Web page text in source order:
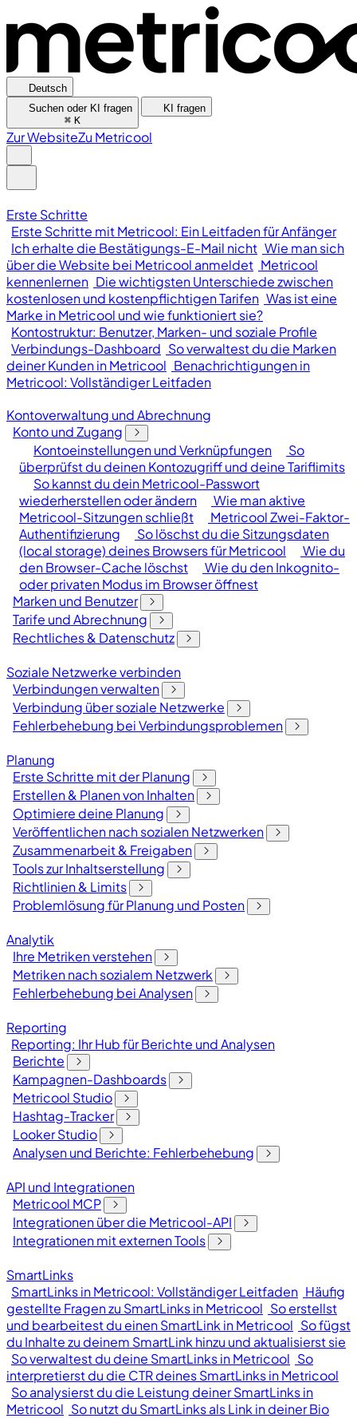
Deutsch
Suchen oder KI fragen
⌘ K
KI fragen
Zur WebsiteZu Metricool
Erste Schritte
Erste Schritte mit Metricool: Ein Leitfaden für Anfänger
Ich erhalte die Bestätigungs-E-Mail nicht Wie man sich
über die Website bei Metricool anmeldet Metricool
kennenlernen Die wichtigsten Unterschiede zwischen
kostenlosen und kostenpflichtigen Tarifen Was ist eine
Marke in Metricool und wie funktioniert sie?
Kontostruktur: Benutzer, Marken- und soziale Profile
Verbindungs-Dashboard So verwaltest du die Marken
deiner Kunden in Metricool Benachrichtigungen in
Metricool: Vollständiger Leitfaden
Kontoverwaltung und Abrechnung
Konto und Zugang
Kontoeinstellungen und Verknüpfungen
So
überprüfst du deinen Kontozugriff und deine Tariflimits
So kannst du dein Metricool-Passwort
wiederherstellen oder ändern
Wie man aktive
Metricool-Sitzungen schließt
Metricool Zwei-Faktor-
Authentifizierung
So löschst du die Sitzungsdaten
(local storage) deines Browsers für Metricool
Wie du
den Browser-Cache löschst
Wie du den Inkognito-
oder privaten Modus im Browser öffnest
Marken und Benutzer
Tarife und Abrechnung
Rechtliches & Datenschutz
Soziale Netzwerke verbinden
Verbindungen verwalten
Verbindung über soziale Netzwerke
Fehlerbehebung bei Verbindungsproblemen
Planung
Erste Schritte mit der Planung
Erstellen & Planen von Inhalten
Optimiere deine Planung
Veröffentlichen nach sozialen Netzwerken
Zusammenarbeit & Freigaben
Tools zur Inhaltserstellung
Richtlinien & Limits
Problemlösung für Planung und Posten
Analytik
Ihre Metriken verstehen
Metriken nach sozialem Netzwerk
Fehlerbehebung bei Analysen
Reporting
Reporting: Ihr Hub für Berichte und Analysen
Berichte
Kampagnen-Dashboards
Metricool Studio
Hashtag-Tracker
Looker Studio
Analysen und Berichte: Fehlerbehebung
API und Integrationen
Metricool MCP
Integrationen über die Metricool-API
Integrationen mit externen Tools
SmartLinks
SmartLinks in Metricool: Vollständiger Leitfaden Häufig
gestellte Fragen zu SmartLinks in Metricool So erstellst
und bearbeitest du einen SmartLink in Metricool So fügst
du Inhalte zu deinem SmartLink hinzu und aktualisierst sie
So verwaltest du deine SmartLinks in Metricool So
interpretierst du die CTR deines SmartLinks in Metricool
So analysierst du die Leistung deiner SmartLinks in
Metricool So nutzt du SmartLinks als Link in deiner Bio